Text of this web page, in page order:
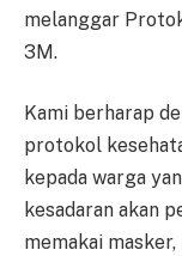
melanggar
3M.
Kami berharap
protokol
kepada warga
kesadaran akan
memakai